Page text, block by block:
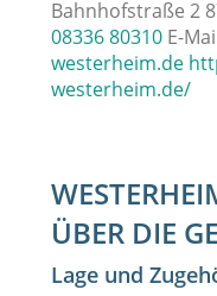
Bahnhofstraße 2
08336 80310E-
westerheim.de
westerheim.de/
ÜBER DIE
Lage und